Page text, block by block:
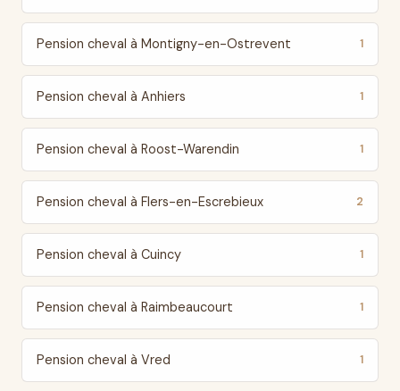
Pension cheval à Montigny-en-Ostrevent 1
Pension cheval à Anhiers 1
Pension cheval à Roost-Warendin 1
Pension cheval à Flers-en-Escrebieux 2
Pension cheval à Cuincy 1
Pension cheval à Raimbeaucourt 1
Pension cheval à Vred 1